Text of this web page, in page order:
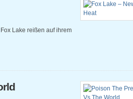
Lake reißen auf ihrem